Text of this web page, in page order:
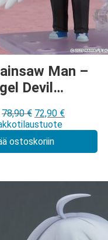
Man –
Devil
78,90€ Alkuperäinen
hinta
oli:
78,90 €.
72,90 €Nykyinen
ostoskoriin